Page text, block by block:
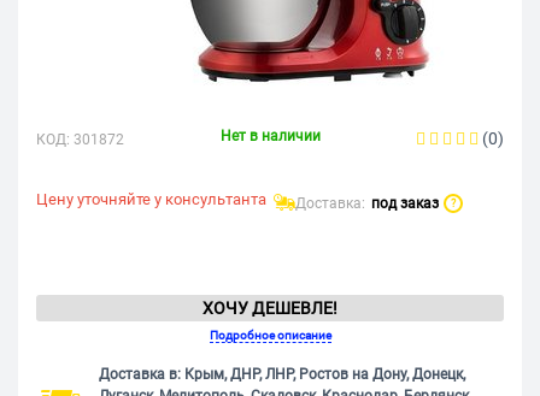
КОД: 301872 Нет в наличии (0)
Цену уточняйте у консультанта Доставка: под заказ ?
ХОЧУ ДЕШЕВЛЕ!
Подробное описание
Доставка в: Крым, ДНР, ЛНР, Ростов на Дону, Донецк,